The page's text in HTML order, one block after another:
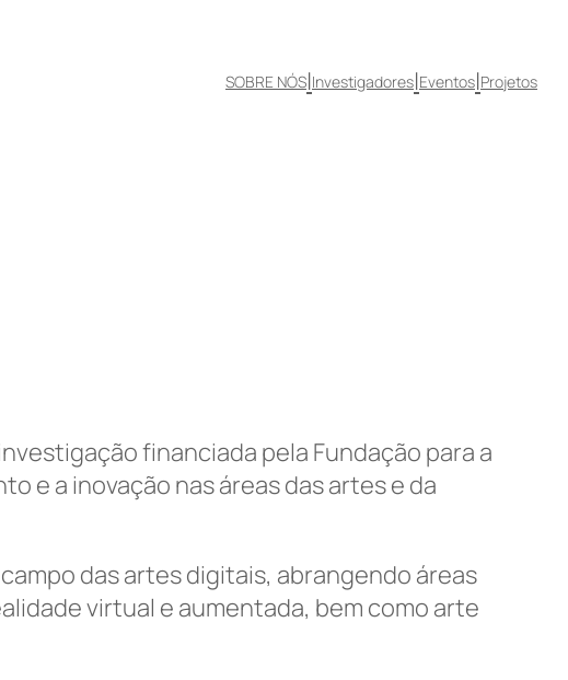
SOBRE NÓS|Investigadores|Eventos|Projetos
financiada pela Fundação para a
e a inovação nas áreas das artes e da
das artes digitais, abrangendo áreas
virtual e aumentada, bem como arte